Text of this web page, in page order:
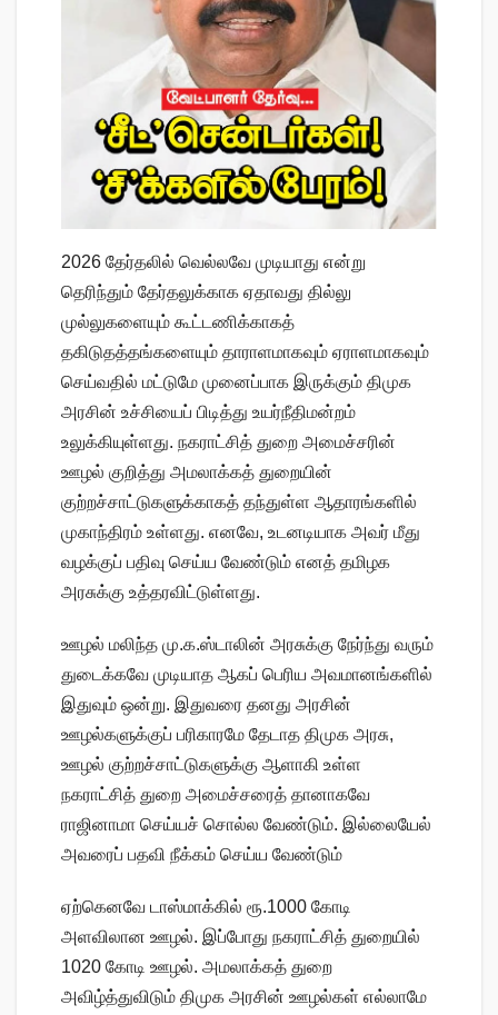
2026 தேர்தலில் வெல்லவே முடியாது என்று
தெரிந்தும் தேர்தலுக்காக ஏதாவது தில்லு
முல்லுகளையும் கூட்டணிக்காகத்
தகிடுதத்தங்களையும் தாராளமாகவும் ஏராளமாகவும்
செய்வதில் மட்டுமே முனைப்பாக இருக்கும் திமுக
அரசின் உச்சியைப் பிடித்து உயர்நீதிமன்றம்
உலுக்கியுள்ளது. நகராட்சித் துறை அமைச்சரின்
ஊழல் குறித்து அமலாக்கத் துறையின்
குற்றச்சாட்டுகளுக்காகத் தந்துள்ள ஆதாரங்களில்
முகாந்திரம் உள்ளது. எனவே, உடனடியாக அவர் மீது
வழக்குப் பதிவு செய்ய வேண்டும் எனத் தமிழக
அரசுக்கு உத்தரவிட்டுள்ளது.
ஊழல் மலிந்த மு.க.ஸ்டாலின் அரசுக்கு நேர்ந்து வரும்
துடைக்கவே முடியாத ஆகப் பெரிய அவமானங்களில்
இதுவும் ஒன்று. இதுவரை தனது அரசின்
ஊழல்களுக்குப் பரிகாரமே தேடாத திமுக அரசு,
ஊழல் குற்றச்சாட்டுகளுக்கு ஆளாகி உள்ள
நகராட்சித் துறை அமைச்சரைத் தானாகவே
ராஜினாமா செய்யச் சொல்ல வேண்டும். இல்லையேல்
அவரைப் பதவி நீக்கம் செய்ய வேண்டும்
ஏற்கெனவே டாஸ்மாக்கில் ரூ.1000 கோடி
அளவிலான ஊழல். இப்போது நகராட்சித் துறையில்
1020 கோடி ஊழல். அமலாக்கத் துறை
அவிழ்த்துவிடும் திமுக அரசின் ஊழல்கள் எல்லாமே